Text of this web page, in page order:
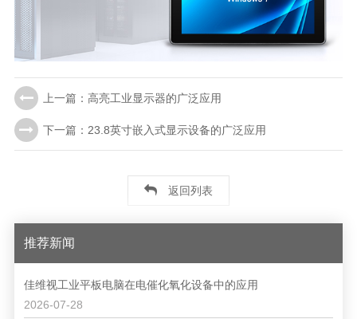
上一篇：高亮工业显示器的广泛应用
下一篇：23.8英寸嵌入式显示设备的广泛应用
返回列表
推荐新闻
佳维视工业平板电脑在电催化氧化设备中的应用
2026-07-28